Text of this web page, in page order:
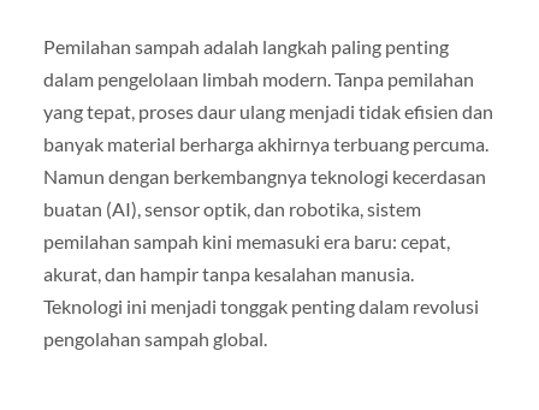
Pemilahan sampah adalah langkah paling penting
dalam pengelolaan limbah modern. Tanpa pemilahan
yang tepat, proses daur ulang menjadi tidak efisien dan
banyak material berharga akhirnya terbuang percuma.
Namun dengan berkembangnya teknologi kecerdasan
buatan (AI), sensor optik, dan robotika, sistem
pemilahan sampah kini memasuki era baru: cepat,
akurat, dan hampir tanpa kesalahan manusia.
Teknologi ini menjadi tonggak penting dalam revolusi
pengolahan sampah global.